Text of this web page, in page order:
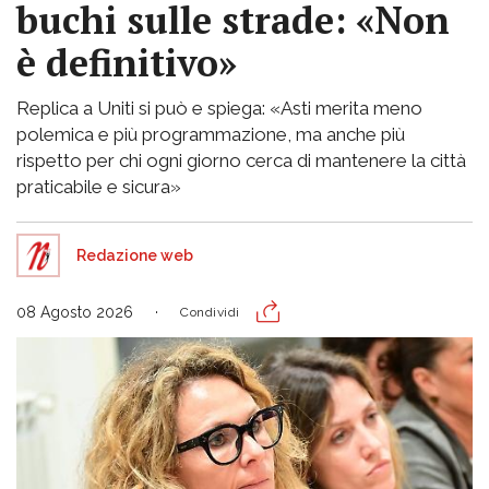
buchi sulle strade: «Non
è definitivo»
Replica a Uniti si può e spiega: «Asti merita meno
polemica e più programmazione, ma anche più
rispetto per chi ogni giorno cerca di mantenere la città
praticabile e sicura»
Redazione web
08 Agosto 2026 Condividi